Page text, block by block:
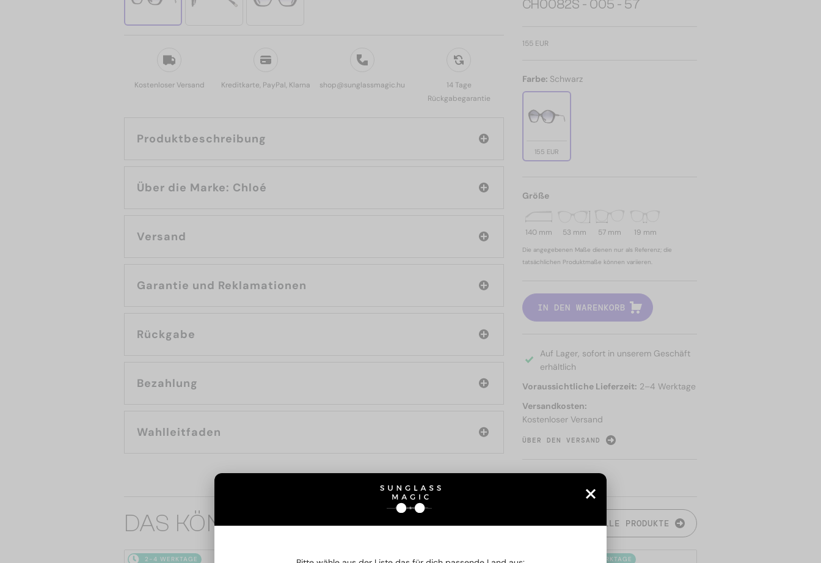
Kostenloser Versand Kreditkarte, PayPal, Klarna shop@sunglassmagic.hu
14 Tage
Rückgabegarantie
Produktbeschreibung
Über die Marke: Chloé
Versand
Garantie und Reklamationen
Rückgabe
Bezahlung
Wahlleitfaden
CH0082S - 005 - 57
155 EUR
Farbe: Schwarz
155 EUR
Größe
140 mm 53 mm 57 mm 19 mm
Die angegebenen Maße dienen nur als Referenz; die
tatsächlichen Produktmaße können variieren.
IN DEN WARENKORB
Auf Lager, sofort in unserem Geschäft
erhältlich
Voraussichtliche Lieferzeit: 2–4 Werktage
Versandkosten:
Kostenloser Versand
ÜBER DEN VERSAND
DAS KÖNNTE SIE AUCH INTERESSIEREN ALLE PRODUKTE
2-4 WERKTAGE 2-4 WERKTAGE 2-4 WERKTAGE -34% 2-4 WERKTAGE